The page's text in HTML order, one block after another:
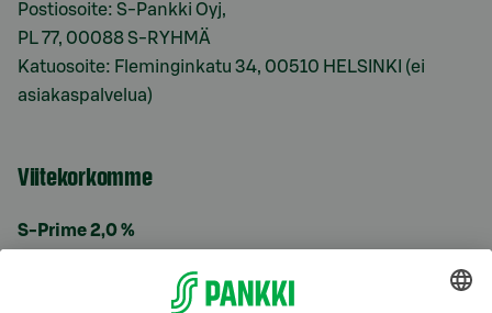
Postiosoite: S-Pankki Oyj,
PL 77, 00088 S-RYHMÄ
Katuosoite: Fleminginkatu 34, 00510 HELSINKI (ei
asiakaspalvelua)
Viitekorkomme
S-Prime 2,0 %